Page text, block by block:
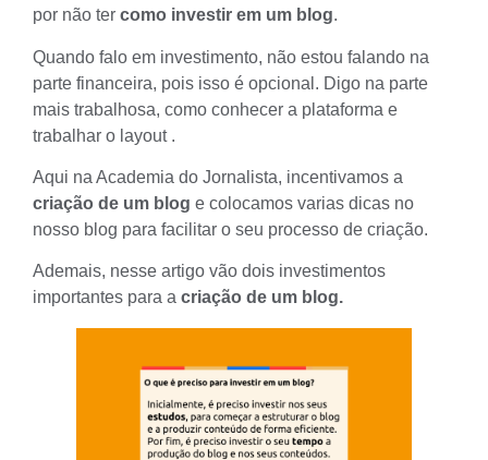
por não ter como investir em um blog.
Quando falo em investimento, não estou falando na
parte financeira, pois isso é opcional. Digo na parte
mais trabalhosa, como conhecer a plataforma e
trabalhar o layout .
Aqui na Academia do Jornalista, incentivamos a
criação de um blog e colocamos varias dicas no
nosso blog para facilitar o seu processo de criação.
Ademais, nesse artigo vão dois investimentos
importantes para a criação de um blog.